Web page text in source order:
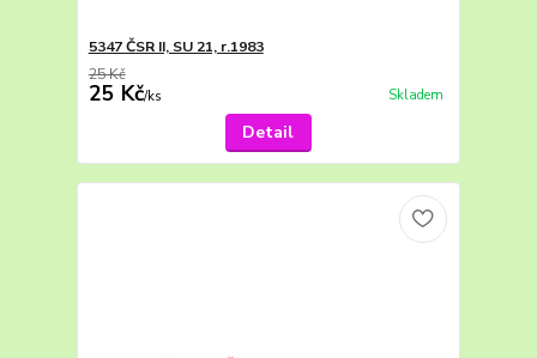
5347 ČSR II, SU 21, r.1983
25 Kč
25 Kč/ks Skladem
Detail